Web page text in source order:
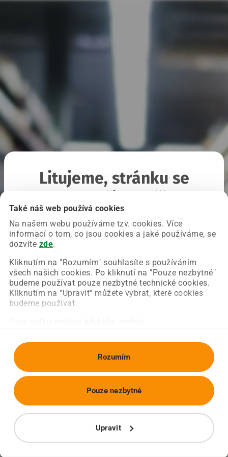
Také náš web používá cookies
Na našem webu používáme tzv. cookies. Více
informací o tom, co jsou cookies a jaké používáme, se
dozvíte zde.
Kliknutím na "Rozumím" souhlasíte s používáním
všech našich cookies. Po kliknutí na "Pouze nezbytné"
budeme používat pouze nezbytné technické cookies.
Kliknutím na "Upravit" můžete vybrat, které cookies
budeme používat.
Rozumím
Upravit
Pouze nezbytné
Litujeme, stránku se
Chyba nastala na naší straně a už ji opravujeme.
Zkuste prosím znovu načíst požadovanou stránku.
Obnovit stránku Úvodní strana